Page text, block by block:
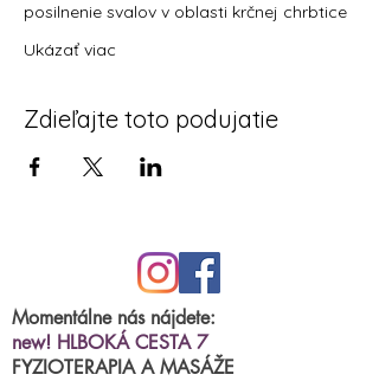
posilnenie svalov v oblasti krčnej chrbtice
Ukázať viac
Zdieľajte toto podujatie
Momentálne nás nájdete:
new! HLBOKÁ CESTA 7
FYZIOTERAPIA A MASÁŽE